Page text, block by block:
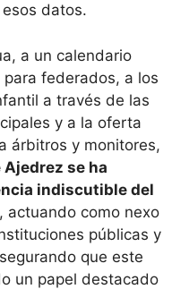
datos.
a un calendario
federados, a los
a través de las
y a la oferta
árbitros y monitores,
Ajedrez se ha
indiscutible del
, actuando como nexo
públicas y
que este
un papel destacado